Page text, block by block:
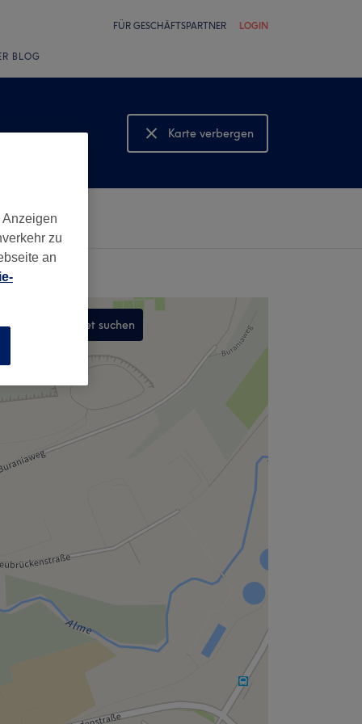
FÜR GESCHÄFTSPARTNER LOGIN
BLOG
Karte verbergen
Karte anzeigen
In diesem Gebiet suchen
zu
an